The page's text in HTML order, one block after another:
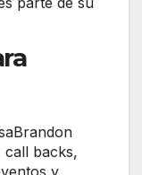
call backs,